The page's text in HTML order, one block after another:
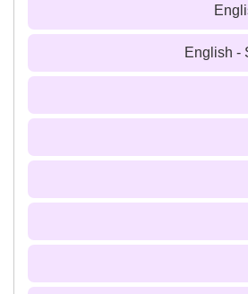
English -